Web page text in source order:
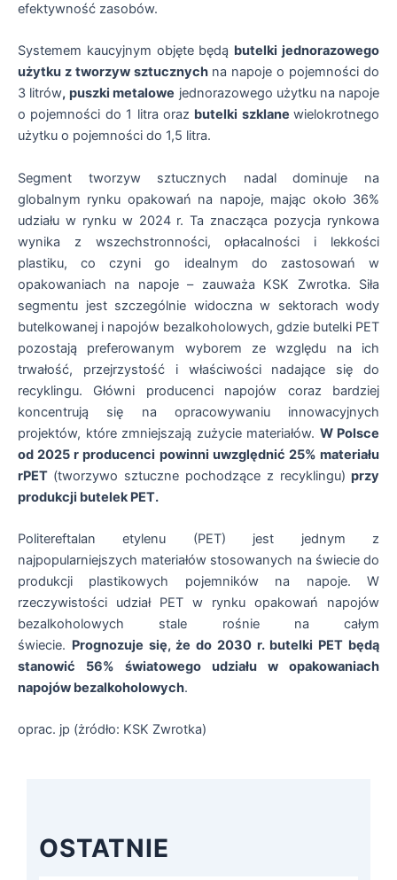
efektywność zasobów.
Systemem kaucyjnym objęte będą butelki jednorazowego
użytku z tworzyw sztucznych na napoje o pojemności do
3 litrów, puszki metalowe jednorazowego użytku na napoje
o pojemności do 1 litra oraz butelki szklane wielokrotnego
użytku o pojemności do 1,5 litra.
Segment tworzyw sztucznych nadal dominuje na
globalnym rynku opakowań na napoje, mając około 36%
udziału w rynku w 2024 r. Ta znacząca pozycja rynkowa
wynika z wszechstronności, opłacalności i lekkości
plastiku, co czyni go idealnym do zastosowań w
opakowaniach na napoje – zauważa KSK Zwrotka. Siła
segmentu jest szczególnie widoczna w sektorach wody
butelkowanej i napojów bezalkoholowych, gdzie butelki PET
pozostają preferowanym wyborem ze względu na ich
trwałość, przejrzystość i właściwości nadające się do
recyklingu. Główni producenci napojów coraz bardziej
koncentrują się na opracowywaniu innowacyjnych
projektów, które zmniejszają zużycie materiałów. W Polsce
od 2025 r producenci powinni uwzględnić 25% materiału
rPET (tworzywo sztuczne pochodzące z recyklingu) przy
produkcji butelek PET.
Politereftalan etylenu (PET) jest jednym z
najpopularniejszych materiałów stosowanych na świecie do
produkcji plastikowych pojemników na napoje. W
rzeczywistości udział PET w rynku opakowań napojów
bezalkoholowych stale rośnie na całym
świecie. Prognozuje się, że do 2030 r. butelki PET będą
stanowić 56% światowego udziału w opakowaniach
napojów bezalkoholowych.
oprac. jp (żródło: KSK Zwrotka)
OSTATNIE